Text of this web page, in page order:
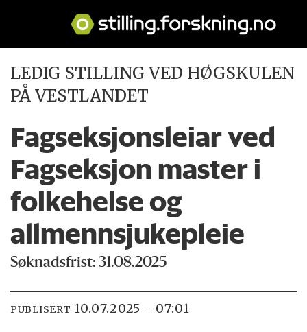
LEDIG STILLING VED HØGSKULEN
PÅ VESTLANDET
Fagseksjonsleiar ved
Fagseksjon master i
folkehelse og
allmennsjukepleie
Søknadsfrist: 31.08.2025
PUBLISERT 10.07.2025 - 07:01